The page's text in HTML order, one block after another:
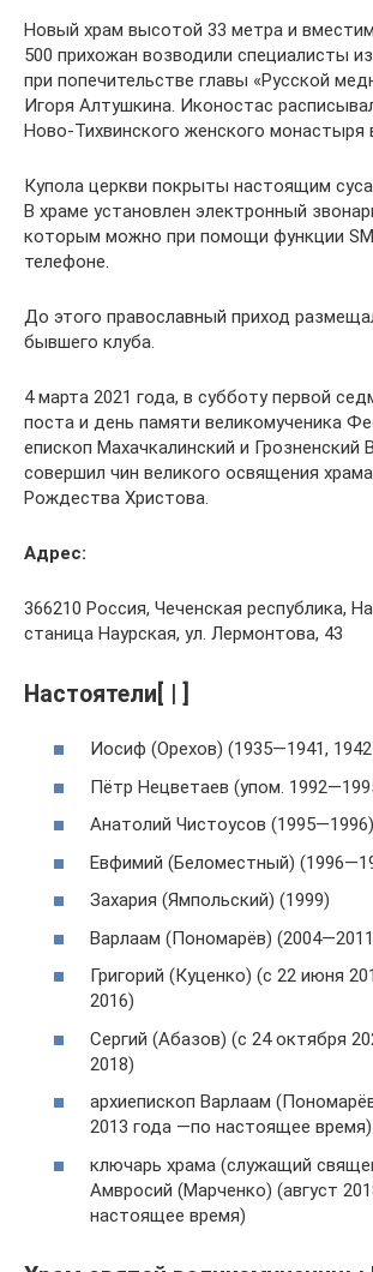
Новый храм высотой 33 метра и
500 прихожан возводили специалисты
при попечительстве главы «Русской
Игоря Алтушкина. Иконостас
Ново-Тихвинского женского монастыря
Купола церкви покрыты настоящим
В храме установлен электронный
которым можно при помощи функции
телефоне.
До этого православный приход
бывшего клуба.
4 марта 2021 года, в субботу первой
поста и день памяти великомученика
епископ Махачкалинский и Грозненский
совершил чин великого освящения
Рождества Христова.
Адрес:
366210 Россия, Чеченская республика,
станица Наурская, ул. Лермонтова, 43
Настоятели[ | ]
Иосиф (Орехов) (1935—1941,
Пётр Нецветаев (упом.
Анатолий Чистоусов (1995—1996)
Евфимий (Беломестный)
Захария (Ямпольский) (1999)
Варлаам (Пономарёв)
Григорий (Куценко) (с 22 июня
2016)
Сергий (Абазов) (с 24 октября
2018)
архиепископ Варлаам
2013 года —по настоящее время)
ключарь храма (служащий
Амвросий (Марченко) (август
настоящее время)